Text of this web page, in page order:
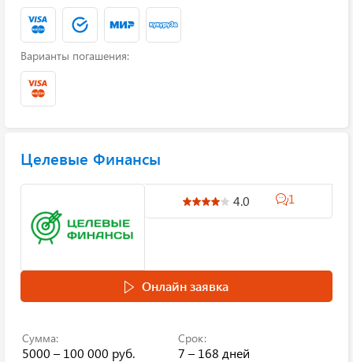
Варианты погашения:
Целевые Финансы
4.0 1
Онлайн заявка
Сумма:
5000 – 100 000 руб.
Срок:
7 – 168 дней